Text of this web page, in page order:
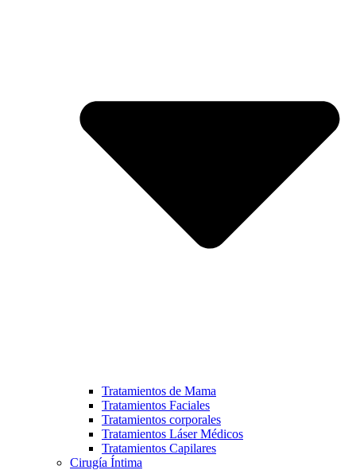
Tratamientos de Mama
Tratamientos Faciales
Tratamientos corporales
Tratamientos Láser Médicos
Tratamientos Capilares
Cirugía Íntima